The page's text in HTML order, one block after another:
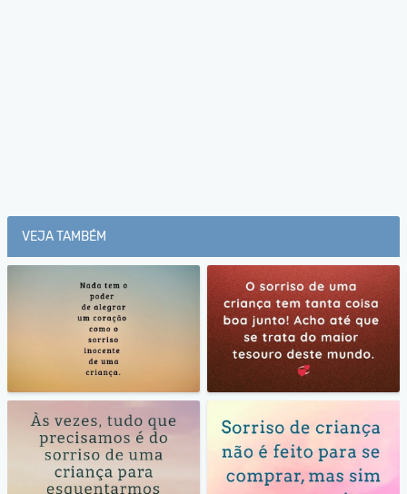
VEJA TAMBÉM